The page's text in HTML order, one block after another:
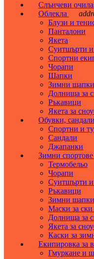
Слънчеви очила
Облекла
add
Блузи и
Панталони
Якета
Суитшърти и
Спортни
Чорапи
Шапки
Зимни шапки
Долнища за
Ръкавици
Якета за
Обувки,
Спортни и
Сандали
Джапанки
Зимни спортове
Термобельо
Чорапи
Суитшърти и
Ръкавици
Зимни шапки
Маски за
Долнища за
Якета за
Каски за
Екипировка за
Гмуркане и